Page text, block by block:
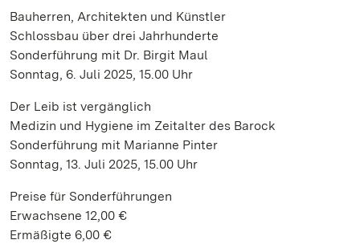
Bauherren, Architekten und Künstler
Schlossbau über drei Jahrhunderte
Sonderführung mit Dr. Birgit Maul
Sonntag, 6. Juli 2025, 15.00 Uhr
Der Leib ist vergänglich
Medizin und Hygiene im Zeitalter des Barock
Sonderführung mit Marianne Pinter
Sonntag, 13. Juli 2025, 15.00 Uhr
Preise für Sonderführungen
Erwachsene 12,00 €
Ermäßigte 6,00 €